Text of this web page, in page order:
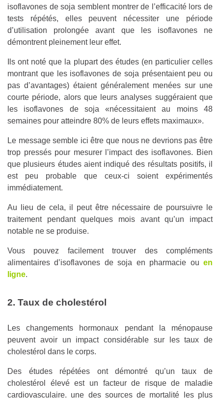
isoflavones de soja semblent montrer de l’efficacité lors de
tests répétés, elles peuvent nécessiter une période
d’utilisation prolongée avant que les isoflavones ne
démontrent pleinement leur effet.
Ils ont noté que la plupart des études (en particulier celles
montrant que les isoflavones de soja présentaient peu ou
pas d’avantages) étaient généralement menées sur une
courte période, alors que leurs analyses suggéraient que
les isoflavones de soja «nécessitaient au moins 48
semaines pour atteindre 80% de leurs effets maximaux».
Le message semble ici être que nous ne devrions pas être
trop pressés pour mesurer l’impact des isoflavones. Bien
que plusieurs études aient indiqué des résultats positifs, il
est peu probable que ceux-ci soient expérimentés
immédiatement.
Au lieu de cela, il peut être nécessaire de poursuivre le
traitement pendant quelques mois avant qu’un impact
notable ne se produise.
Vous pouvez facilement trouver des compléments
alimentaires d’isoflavones de soja en pharmacie ou en
ligne.
2. Taux de cholestérol
Les changements hormonaux pendant la ménopause
peuvent avoir un impact considérable sur les taux de
cholestérol dans le corps.
Des études répétées ont démontré qu’un taux de
cholestérol élevé est un facteur de risque de maladie
cardiovasculaire. une des sources de mortalité les plus